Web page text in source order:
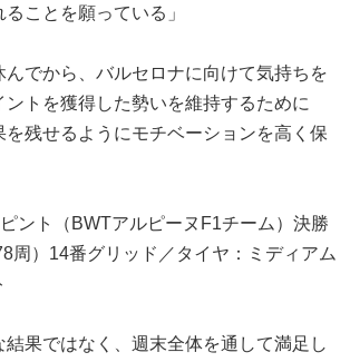
ことを願っている」
んでから、バルセロナに向けて気持ちを
トを獲得した勢いを維持するために
を残せるようにモチベーションを高く保
ント（BWTアルピーヌF1チーム）決勝
周）14番グリッド／タイヤ：ミディアム
結果ではなく、週末全体を通して満足し